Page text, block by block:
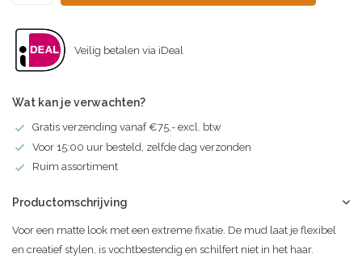
Veilig betalen via iDeal
Wat kan je verwachten?
Gratis verzending vanaf €75,- excl. btw
Voor 15:00 uur besteld, zelfde dag verzonden
Ruim assortiment
Productomschrijving
Voor een matte look met een extreme fixatie. De mud laat je flexibel
en creatief stylen, is vochtbestendig en schilfert niet in het haar.